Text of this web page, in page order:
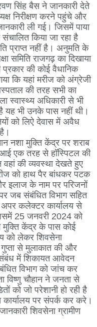
सिंह बैस ने जानकारी देते
निरीक्षण करने पहुंचे और
ली गई। जिसमें पाया
किया जा रहा है
प्राप्त नहीं है। अनुमति के
समिति राजगढ़ का दिखाया
की कोई वैधानिक
कि यहां मरीज को अंग्रेजी
की तरह सभी का
स्वास्थ्य अधिकारी से भी
यह भी उनके पास नहीं थी।
को लिऐ देवास में अवैध
नशा मुक्ति केंद्र पर शराब
आई एक तरह से हॉस्पिटल की
वहां की व्यवस्था देखते हुए
को हाथ पैर बांधकर पटक
इलाज के नाम पर परिजनों
जब संबंधित विभाग सहित
अपर कलेक्टर कार्यालय से
25 जनवरी 2024 को
मुक्ति केंद्र के पास कोई
को लेकर शिवसेना
से मुलाकात की और
संबंध में शिकायत आवेदन
विभाग को जांच कर
विष्णु चौहान ने जनता से
को जो परेशानी हो रही है
पर संपर्क कर करे।
शिवसेना ग्रामीण